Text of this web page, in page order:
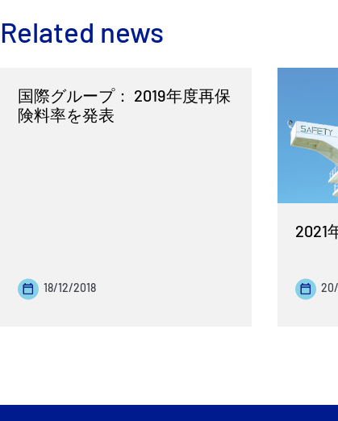
Related news
国際グループ： 2019年度再保
険料率を発表
18/12/2018
2021